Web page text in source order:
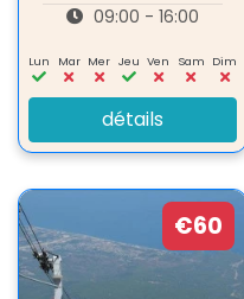
09:00 - 16:00
Lun Mar Mer Jeu Ven Sam Dim
détails
€60